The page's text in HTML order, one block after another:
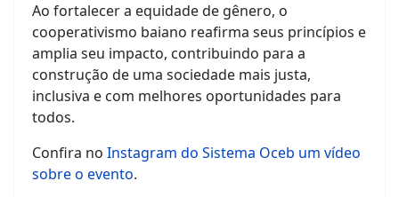
Ao fortalecer a equidade de gênero, o
cooperativismo baiano reafirma seus princípios e
amplia seu impacto, contribuindo para a
construção de uma sociedade mais justa,
inclusiva e com melhores oportunidades para
todos.
Confira no Instagram do Sistema Oceb um vídeo
sobre o evento.